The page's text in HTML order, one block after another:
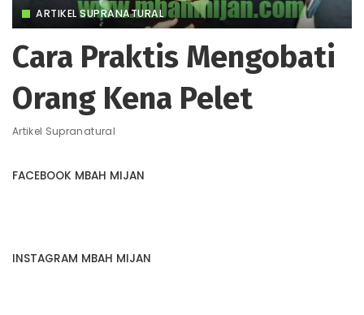
ARTIKEL SUPRANATURAL
Cara Praktis Mengobati
Orang Kena Pelet
Artikel Supranatural
FACEBOOK MBAH MIJAN
INSTAGRAM MBAH MIJAN